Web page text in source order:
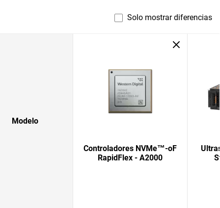
Solo mostrar diferencias
Modelo
Controladores NVMe™-oF
RapidFlex - A2000